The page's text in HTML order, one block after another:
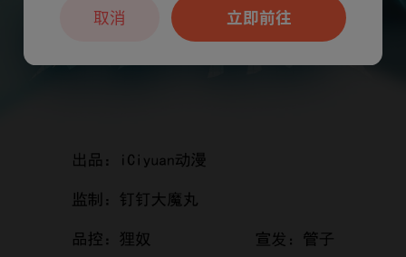
户7天免费看立即前往
取消